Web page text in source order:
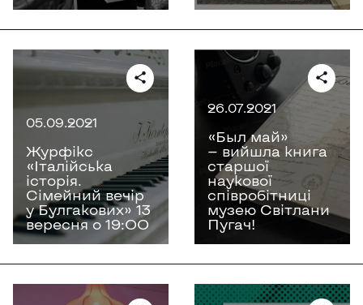
05.09.2021
Журфікс
«Італійська
історія.
Сімейний вечір
у Булгакових» 13
вересня о 19:ОО
26.07.2021
«Был май»
— вийшла книга
старшої
наукової
співробітниці
музею Світлани
Пугач!